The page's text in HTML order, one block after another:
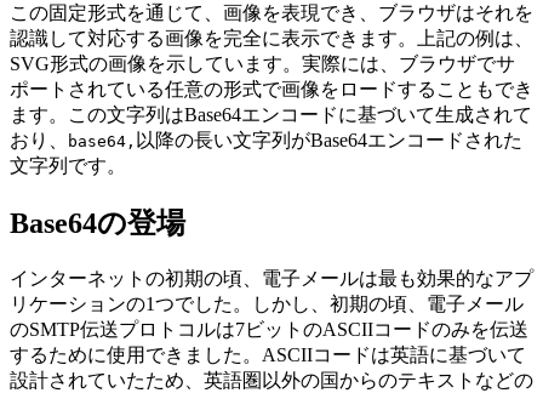
この固定形式を通じて、画像を表現でき、ブラウザはそれを
認識して対応する画像を完全に表示できます。上記の例は、
SVG形式の画像を示しています。実際には、ブラウザでサ
ポートされている任意の形式で画像をロードすることもでき
ます。この文字列はBase64エンコードに基づいて生成されて
おり、
base64, 以降の長い文字列がBase64エンコードされた
文字列です。
Base64の登場
インターネットの初期の頃、電子メールは最も効果的なアプ
リケーションの1つでした。しかし、初期の頃、電子メール
のSMTP伝送プロトコルは7ビットのASCIIコードのみを伝送
するために使用できました。ASCIIコードは英語に基づいて
設計されていたため、英語圏以外の国からのテキストなどの